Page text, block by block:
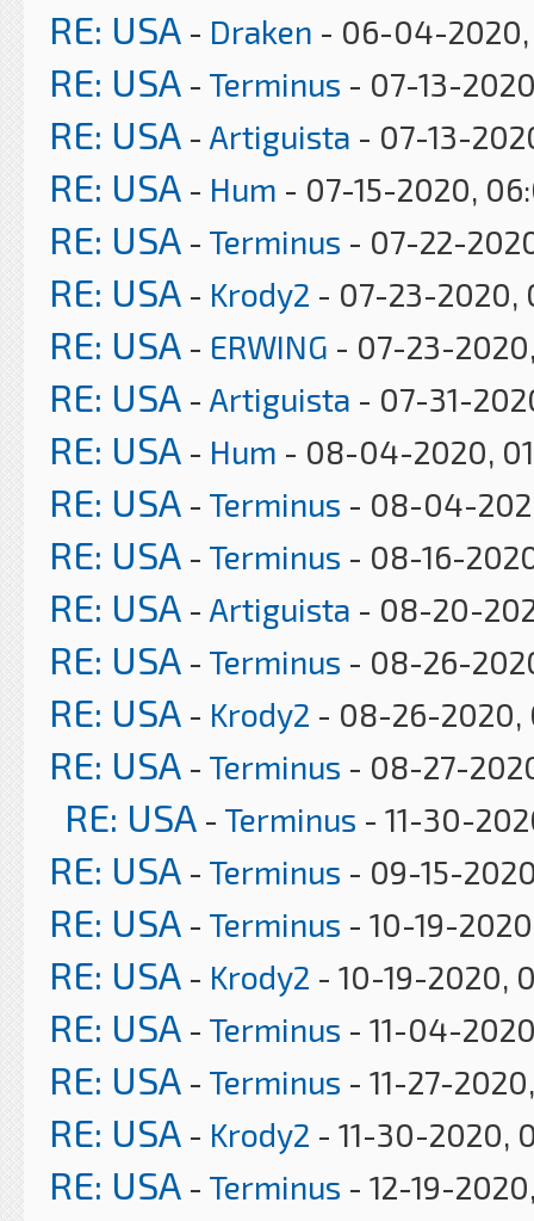
RE: USA - Draken - 06-04-2020,
RE: USA - Terminus - 07-13-
RE: USA - Artiguista - 07-13-
RE: USA - Hum - 07-15-2020,
RE: USA - Terminus - 07-22-
RE: USA - Krody2 - 07-23-2020,
RE: USA - ERWING - 07-23-
RE: USA - Artiguista - 07-31-
RE: USA - Hum - 08-04-2020,
RE: USA - Terminus - 08-04-
RE: USA - Terminus - 08-16-
RE: USA - Artiguista - 08-20-
RE: USA - Terminus - 08-26-
RE: USA - Krody2 - 08-26-2020,
RE: USA - Terminus - 08-27-
RE: USA - Terminus - 11-30-
RE: USA - Terminus - 09-15-
RE: USA - Terminus - 10-19-
RE: USA - Krody2 - 10-19-2020,
RE: USA - Terminus - 11-04-
RE: USA - Terminus - 11-27-
RE: USA - Krody2 - 11-30-2020,
RE: USA - Terminus - 12-19-